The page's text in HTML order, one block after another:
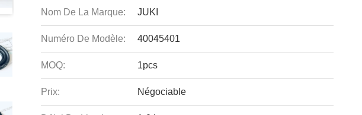
Nom De La Marque: JUKI
Numéro De Modèle: 40045401
MOQ: 1pcs
Prix: Négociable